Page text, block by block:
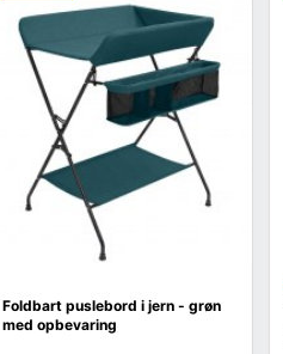
Foldbart puslebord i jern - grøn
med opbevaring